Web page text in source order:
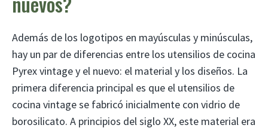
Además de los logotipos en mayúsculas y minúsculas,
hay un par de diferencias entre los utensilios de cocina
Pyrex vintage y el nuevo: el material y los diseños. La
primera diferencia principal es que el utensilios de
cocina vintage se fabricó inicialmente con vidrio de
borosilicato. A principios del siglo XX, este material era